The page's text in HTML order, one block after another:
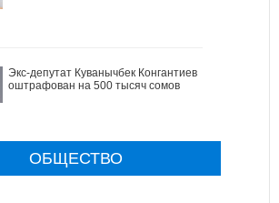
Экс-депутат Куванычбек Конгантиев
оштрафован на 500 тысяч сомов
ОБЩЕСТВО